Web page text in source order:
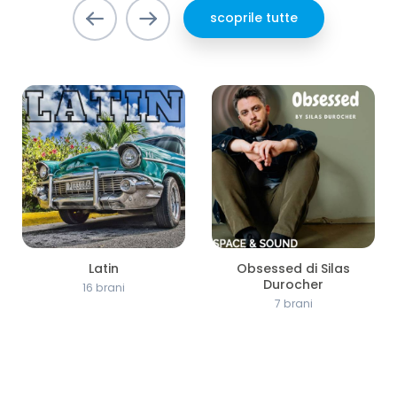
scoprile tutte
Latin
16 brani
Obsessed di Silas
Durocher
7 brani